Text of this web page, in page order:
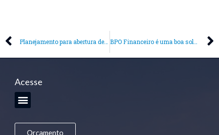
Planejamento para abertura de empresa: o que é necessário e como montar um projeto BPO Financeiro é uma boa solução: vantagens e ganhos reais!
Acesse
Orçamento